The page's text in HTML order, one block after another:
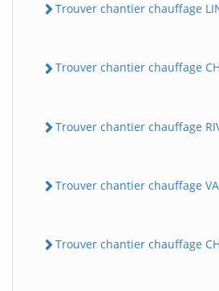
Trouver chantier chauffage
Trouver chantier chauffage
Trouver chantier chauffage
Trouver chantier chauffage
Trouver chantier chauffage